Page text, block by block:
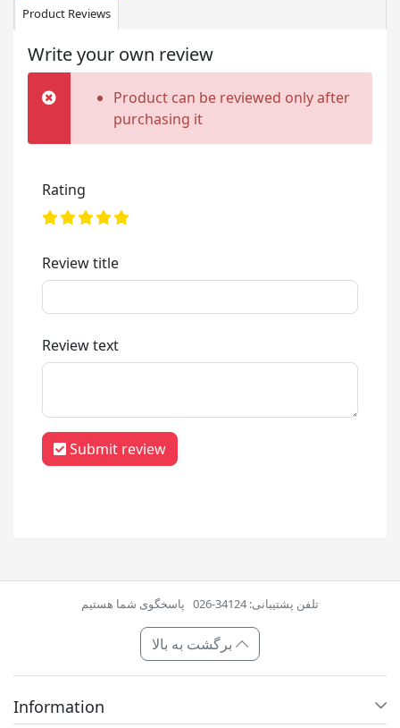
Product Reviews
Write your own review
Product can be reviewed only after
purchasing it
Rating
Review title
Review text
Submit review
تلفن پشتیبانی: 34124-026 پاسخگوی شما هستیم
Information